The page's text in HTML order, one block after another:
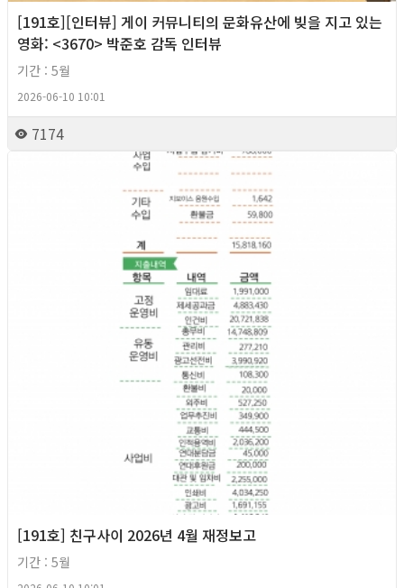
[191호][인터뷰] 게이 커뮤니티의 문화유산에 빚을 지고 있는
영화: <3670> 박준호 감독 인터뷰
기간 : 5월
2026-06-10 10:01
7174
[191호] 친구사이 2026년 4월 재정보고
기간 : 5월